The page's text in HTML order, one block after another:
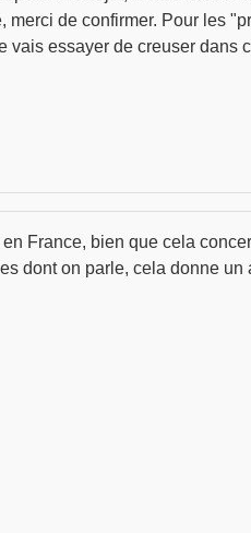
de confirmer. Pour les
vais essayer de creuser dans
France, bien que cela
dont on parle, cela donne un